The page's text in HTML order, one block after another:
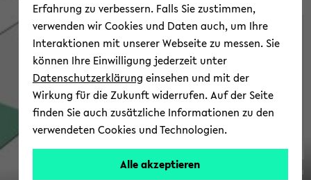
Ver­an­stal­tun­gen
SFB
Erfahrung zu verbessern. Falls Sie zustimmen,
verwenden wir Cookies und Daten auch, um Ihre
Interaktionen mit unserer Webseite zu messen. Sie
können Ihre Einwilligung jederzeit unter
Datenschutzerklärung einsehen und mit der
Wirkung für die Zukunft widerrufen. Auf der Seite
finden Sie auch zusätzliche Informationen zu den
verwendeten Cookies und Technologien.
Alle akzeptieren